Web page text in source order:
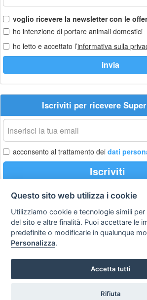
voglio ricevere la newsletter con le
ho intenzione di portare animali domestici
ho letto e accettato l’informativa sulla
Iscriviti per ricevere
La
tua
email
acconsento al trattamento dei dati
Iscriviti
Privacy
policy
Avviso
legale
Copyright © 2008
SVILUPPO TURISMO ITALIA
P.IVA: 01665350433 - R.E.A. FM-
Questo sito web utilizza i cookie
Utilizziamo cookie e tecnologie simili
del sito e altre finalità. Puoi accettare le
predefinite o modificarle in qualunque
Personalizza.
Accetta tutti
Rifiuta